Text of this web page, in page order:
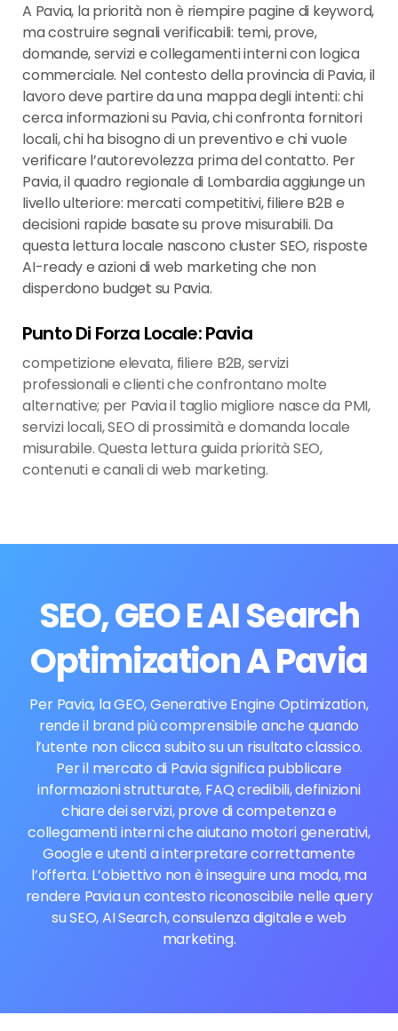
A Pavia, la priorità non è riempire pagine di keyword,
ma costruire segnali verificabili: temi, prove,
domande, servizi e collegamenti interni con logica
commerciale. Nel contesto della provincia di Pavia, il
lavoro deve partire da una mappa degli intenti: chi
cerca informazioni su Pavia, chi confronta fornitori
locali, chi ha bisogno di un preventivo e chi vuole
verificare l’autorevolezza prima del contatto. Per
Pavia, il quadro regionale di Lombardia aggiunge un
livello ulteriore: mercati competitivi, filiere B2B e
decisioni rapide basate su prove misurabili. Da
questa lettura locale nascono cluster SEO, risposte
AI-ready e azioni di web marketing che non
disperdono budget su Pavia.
Punto Di Forza Locale: Pavia
competizione elevata, filiere B2B, servizi
professionali e clienti che confrontano molte
alternative; per Pavia il taglio migliore nasce da PMI,
servizi locali, SEO di prossimità e domanda locale
misurabile. Questa lettura guida priorità SEO,
contenuti e canali di web marketing.
SEO, GEO E AI Search
Optimization A Pavia
Per Pavia, la GEO, Generative Engine Optimization,
rende il brand più comprensibile anche quando
l’utente non clicca subito su un risultato classico.
Per il mercato di Pavia significa pubblicare
informazioni strutturate, FAQ credibili, definizioni
chiare dei servizi, prove di competenza e
collegamenti interni che aiutano motori generativi,
Google e utenti a interpretare correttamente
l’offerta. L’obiettivo non è inseguire una moda, ma
rendere Pavia un contesto riconoscibile nelle query
su SEO, AI Search, consulenza digitale e web
marketing.